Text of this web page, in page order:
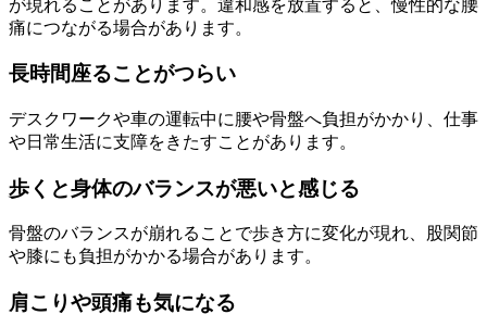
が現れることがあります。違和感を放置すると、慢性的な腰
痛につながる場合があります。
長時間座ることがつらい
デスクワークや車の運転中に腰や骨盤へ負担がかかり、仕事
や日常生活に支障をきたすことがあります。
歩くと身体のバランスが悪いと感じる
骨盤のバランスが崩れることで歩き方に変化が現れ、股関節
や膝にも負担がかかる場合があります。
肩こりや頭痛も気になる